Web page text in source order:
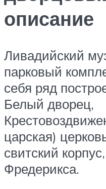
описание
Ливадийский
парковый
себя ряд
Белый дворец,
царская)
свитский
Фредерикса.